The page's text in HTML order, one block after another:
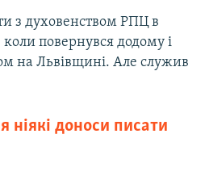
з духовенством РПЦ в
повернувся додому і
на Львівщині. Але служив
ніякі доноси писати